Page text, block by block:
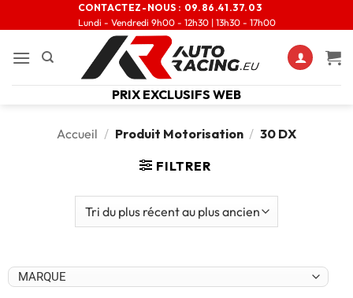
CONTACTEZ-NOUS : 09.86.41.37.03
Lundi - Vendredi 9h00 - 12h30 | 13h30 - 17h00
PRIX EXCLUSIFS WEB
Accueil / Produit Motorisation / 30 DX
FILTRER